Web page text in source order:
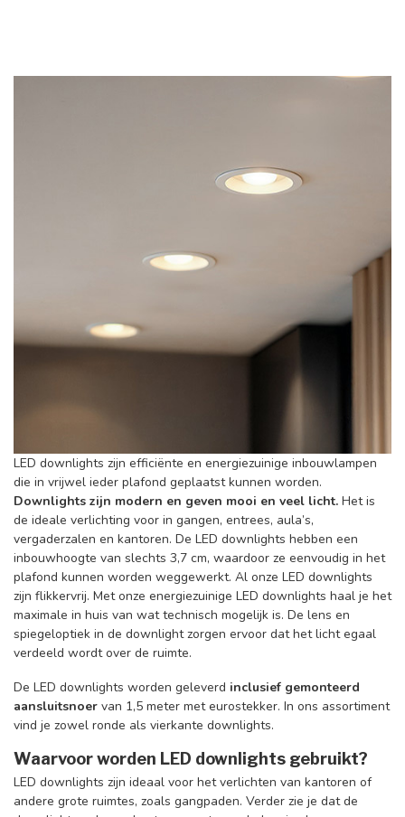
LED downlights zijn efficiënte en energiezuinige inbouwlampen
die in vrijwel ieder plafond geplaatst kunnen worden.
Downlights zijn modern en geven mooi en veel licht. Het is
de ideale verlichting voor in gangen, entrees, aula’s,
vergaderzalen en kantoren. De LED downlights hebben een
inbouwhoogte van slechts 3,7 cm, waardoor ze eenvoudig in het
plafond kunnen worden weggewerkt. Al onze LED downlights
zijn flikkervrij. Met onze energiezuinige LED downlights haal je het
maximale in huis van wat technisch mogelijk is. De lens en
spiegeloptiek in de downlight zorgen ervoor dat het licht egaal
verdeeld wordt over de ruimte.
De LED downlights worden geleverd inclusief gemonteerd
aansluitsnoer van 1,5 meter met eurostekker. In ons assortiment
vind je zowel ronde als vierkante downlights.
Waarvoor worden LED downlights gebruikt?
LED downlights zijn ideaal voor het verlichten van kantoren of
andere grote ruimtes, zoals gangpaden. Verder zie je dat de